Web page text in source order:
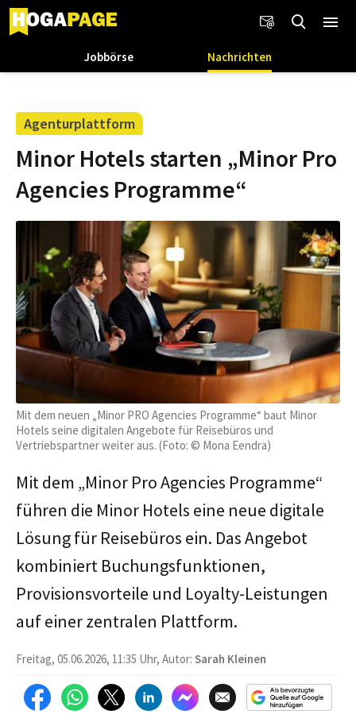
Jobbörse Nachrichten
Agenturplattform
Minor Hotels starten „Minor Pro
Agencies Programme“
Mit dem neuen „Minor PRO Agencies Programme“ baut Minor
Hotels seine digitalen Angebote für Reisebüros und
Vertriebspartner weiter aus. (Foto: © Mona Eendra)
Mit dem „Minor Pro Agencies Programme“
führen die Minor Hotels eine neue digitale
Lösung für Reisebüros ein. Das Angebot
kombiniert Buchungsfunktionen,
Provisionsvorteile und Loyalty-Leistungen
auf einer zentralen Plattform.
Freitag, 05.06.2026, 11:35 Uhr, Autor: Sarah Kleinen